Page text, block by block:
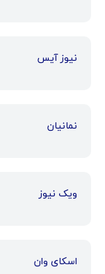
نیوز آیس
نمانیان
ویک نیوز
اسکای وان